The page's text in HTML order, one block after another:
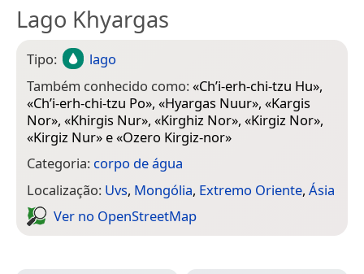
Lago Khyargas
Tipo:
lago
Também conhecido como:«Ch’i-erh-chi-tzu Hu»,
«Ch’i-erh-chi-tzu Po», «Hyargas Nuur», «Kargis
Nor», «Khirgis Nur», «Kirghiz Nor», «Kirgiz Nor»,
«Kirgiz Nur» e «Ozero Kirgiz-nor»
Categoria: corpo de água
Localização: Uvs, Mongólia, Extremo Oriente, Ásia
Ver no Open­Street­Map